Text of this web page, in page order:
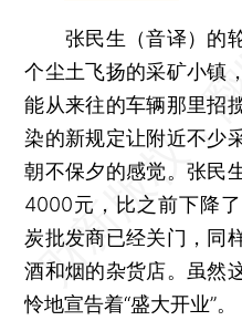
张民生（音译）的轮
个尘土飞扬的采矿小镇
能从来往的车辆那里招
染的新规定让附近不少
朝不保夕的感觉。张民
4000元，比之前下降
炭批发商已经关门，同
酒和烟的杂货店。虽然
怜地宣告着“盛大开业”。